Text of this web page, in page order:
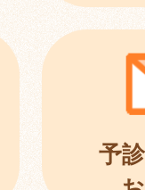
予